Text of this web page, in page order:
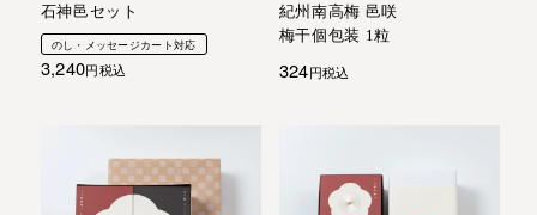
石神邑セット
のし・メッセージカート対応
3,240 税込
紀州南高梅 邑咲
梅干個包装 1粒
324 税込